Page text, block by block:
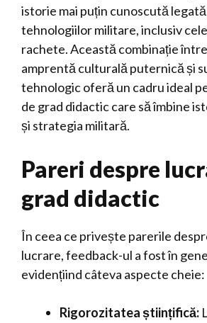
istorie mai puțin cunoscută
tehnologiilor militare, inclusiv
rachete. Această combinație
amprentă culturală puternică și
tehnologic oferă un cadru ideal
de grad didactic care să îmbine
și strategia militară.
Pareri despre
grad didactic
În ceea ce privește parerile
lucrare, feedback-ul a fost în
evidențiind câteva aspecte cheie:
Rigorozitatea științifică: